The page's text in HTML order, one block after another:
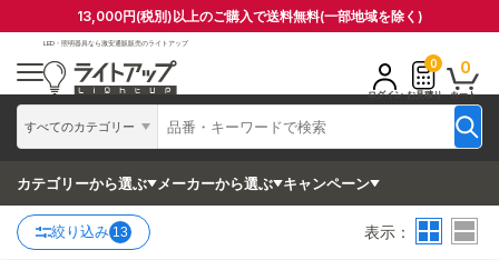
13,000円(税別)以上のご購入で送料無料(一部地域を除く)
LED・照明器具なら激安通販販売のライトアップ
すべてのカテゴリー
ログイン
0
お見積り
0
カート
カテゴリーから選ぶ メーカーから選ぶ キャンペーン
絞り込み 13 表示：